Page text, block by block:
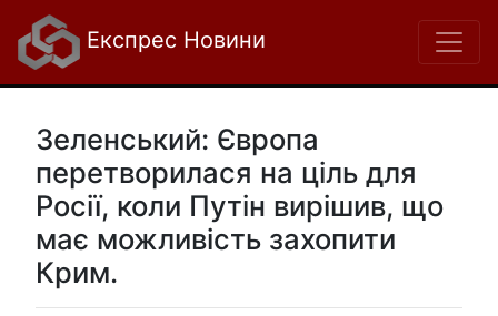
Експрес Новини
Зеленський: Європа
перетворилася на ціль для
Росії, коли Путін вирішив, що
має можливість захопити
Крим.